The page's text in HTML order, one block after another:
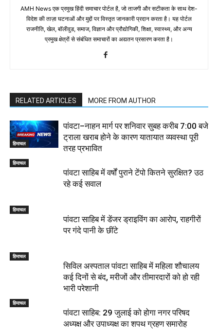
AMH News एक प्रमुख हिंदी समाचार पोर्टल है, जो ताजगी और सटीकता के साथ देश-
विदेश की ताज़ा घटनाओं और मुद्दों पर विस्तृत जानकारी प्रदान करता है। यह पोर्टल
राजनीति, खेल, बॉलीवुड, समाज, विज्ञान और प्रौद्योगिकी, शिक्षा, स्वास्थ्य, और अन्य
प्रमुख क्षेत्रों से संबंधित समाचारों का अद्यतन प्रसारण करता है।
RELATED ARTICLES MORE FROM AUTHOR
हिमाचल
पांवटा–नाहन मार्ग पर शनिवार सुबह करीब 7:00 बजे
ट्राला खराब होने के कारण यातायात व्यवस्था पूरी
तरह प्रभावित
हिमाचल
पांवटा साहिब में वर्षों पुराने टेंपो कितने सुरक्षित? उठ
रहे कई सवाल
हिमाचल
पांवटा साहिब में डेंजर ड्राइविंग का आरोप, राहगीरों
पर गंदे पानी के छींटे
हिमाचल
सिविल अस्पताल पांवटा साहिब में महिला शौचालय
कई दिनों से बंद, मरीजों और तीमारदारों को हो रही
भारी परेशानी
हिमाचल
पांवटा साहिब: 29 जुलाई को होगा नगर परिषद
अध्यक्ष और उपाध्यक्ष का शपथ ग्रहण समारोह